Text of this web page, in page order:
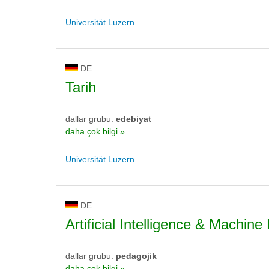
Universität Luzern
DE
Tarih
dallar grubu: edebiyat
daha çok bilgi »
Universität Luzern
DE
Artificial Intelligence & Machine
dallar grubu: pedagojik